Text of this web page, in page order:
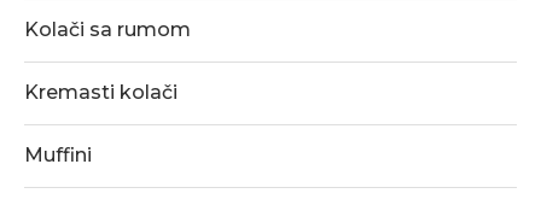
Kolači sa rumom
Kremasti kolači
Muffini